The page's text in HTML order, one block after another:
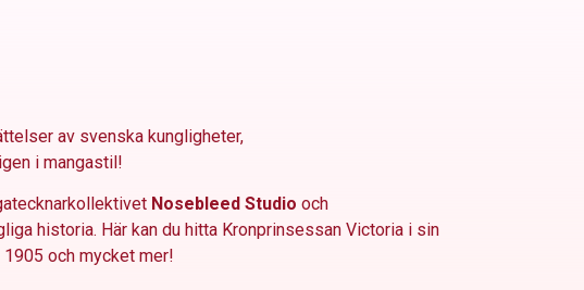
av svenska kungligheter,
i mangastil!
Nosebleed Studio och
historia. Här kan du hitta Kronprinsessan Victoria i sin
och mycket mer!